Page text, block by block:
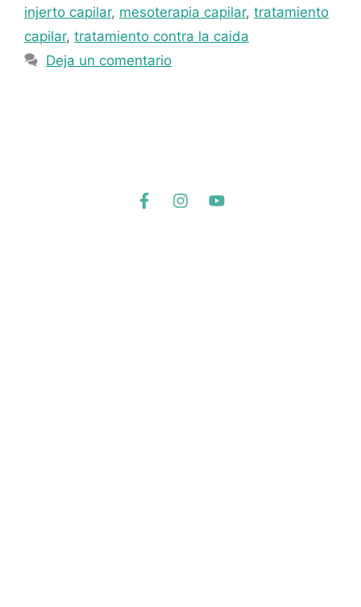
injerto capilar, mesoterapia capilar, tratamiento
capilar, tratamiento contra la caida
Deja un comentario